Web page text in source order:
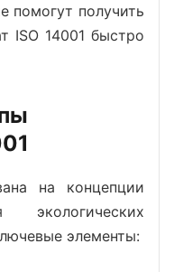
помогут получить
ISO 14001 быстро
на концепции
экологических
элементы: